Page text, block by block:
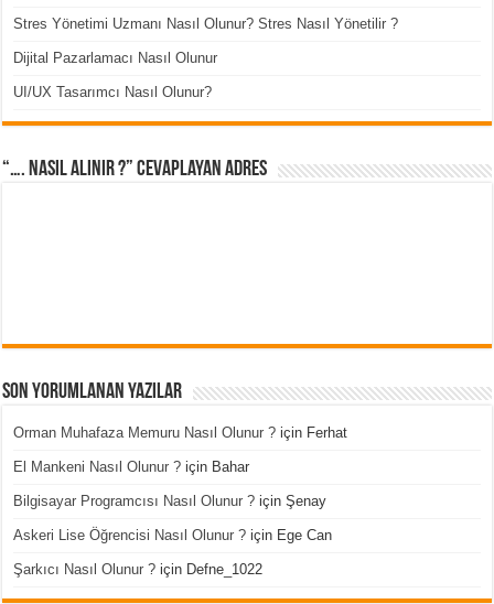
Stres Yönetimi Uzmanı Nasıl Olunur? Stres Nasıl Yönetilir ?
Dijital Pazarlamacı Nasıl Olunur
UI/UX Tasarımcı Nasıl Olunur?
“…. Nasıl Alınır ?” cevaplayan adres
Son Yorumlanan Yazılar
Orman Muhafaza Memuru Nasıl Olunur ? için Ferhat
El Mankeni Nasıl Olunur ? için Bahar
Bilgisayar Programcısı Nasıl Olunur ? içinŞenay
Askeri Lise Öğrencisi Nasıl Olunur ? için Ege Can
Şarkıcı Nasıl Olunur ? için Defne_1022